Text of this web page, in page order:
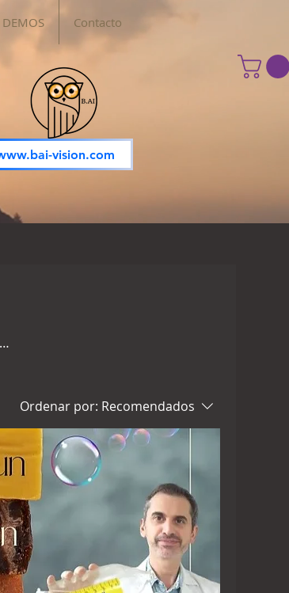
DEMOS Contacto
vision.com
Ordenar por: Recomendados